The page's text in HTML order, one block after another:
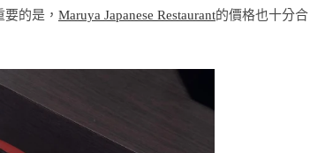
的是， Maruya Japanese Restaurant的價格也十分合